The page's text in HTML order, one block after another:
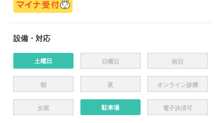
設備・対応
土曜日 日曜日 祝日
朝 夜 オンライン診療
女医 駐車場 電子決済可